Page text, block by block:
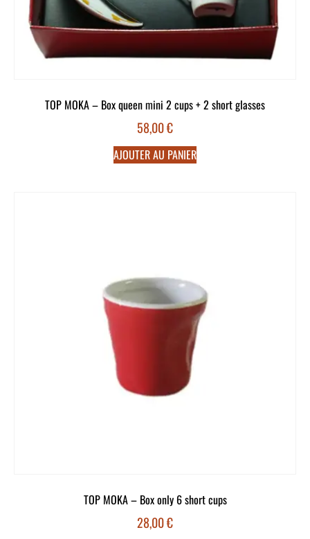
TOP MOKA – Box queen mini 2 cups + 2 short glasses
58,00€
AJOUTER AU PANIER
TOP MOKA – Box only 6 short cups
28,00€